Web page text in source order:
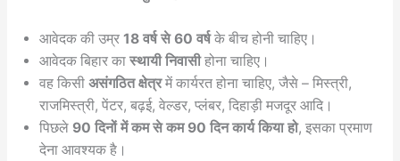
आवेदक की उम्र 18 वर्ष से 60 वर्षके बीच होनी चाहिए।
आवेदक बिहार का स्थायी निवासीहोना चाहिए।
वह किसी असंगठित क्षेत्रमें कार्यरत होना चाहिए, जैसे – मिस्त्री,
राजमिस्त्री, पेंटर, बढ़ई, वेल्डर, प्लंबर, दिहाड़ी मजदूर आदि।
पिछले 90 दिनों में कम से कम 90 दिन कार्य किया हो, इसका प्रमाण
देना आवश्यक है।